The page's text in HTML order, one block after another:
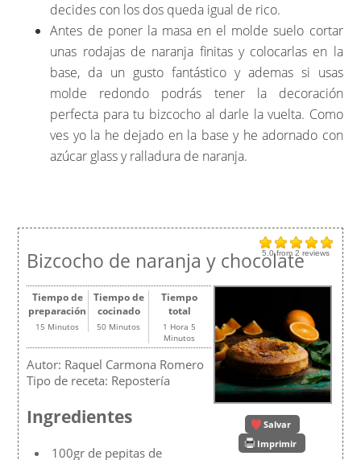
decides con los dos queda igual de rico.
Antes de poner la masa en el molde suelo cortar
unas rodajas de naranja finitas y colocarlas en la
base, da un gusto fantástico y ademas si usas
molde redondo podrás tener la decoración
perfecta para tu bizcocho al darle la vuelta. Como
ves yo la he dejado en la base y he adornado con
azúcar glass y ralladura de naranja.
5.0from2 reviews
Bizcocho de naranja y chocolate
Salvar
Imprimir
Tiempo de
preparación
15 Minutos
Tiempo de
cocinado
50 Minutos
Tiempo
total
1 Hora 5
Minutos
Autor: Raquel Carmona Romero
Tipo de receta: Repostería
Ingredientes
100gr de pepitas de